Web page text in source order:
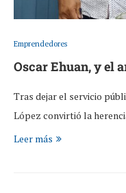
Emprendedores
Oscar Ehuan, y el
Tras dejar el servicio
López convirtió la
Leer más